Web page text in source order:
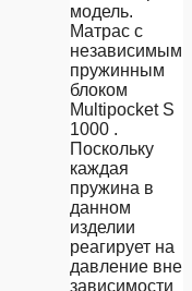
модель.
Матрас с
независимым
пружинным
блоком
Multipocket S
1000 .
Поскольку
каждая
пружина в
данном
изделии
реагирует на
давление вне
зависимости